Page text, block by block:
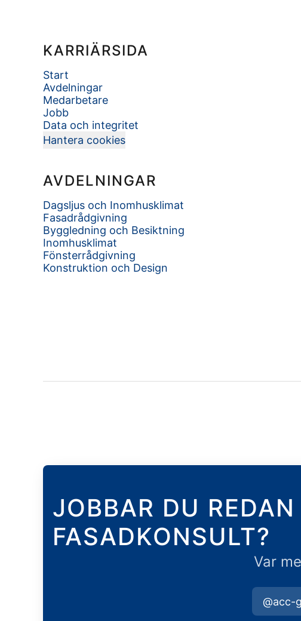
KARRIÄRSIDA
Start
Avdelningar
Medarbetare
Jobb
Data och integritet
Hantera cookies
AVDELNINGAR
Dagsljus och Inomhusklimat
Fasadrådgivning
Byggledning och Besiktning
Inomhusklimat
Fönsterrådgivning
Konstruktion och Design
JOBBAR DU
FASADKONSULT?
Var
@acc-